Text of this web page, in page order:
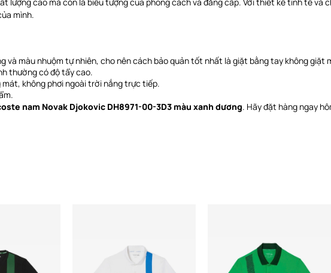
lượng cao mà còn là biểu tượng của phong cách và đẳng cấp. Với thiết kế tinh tế và
mình.
màu nhuộm tự nhiên, cho nên cách bảo quản tốt nhất là giặt bằng tay không giặt
thường có độ tẩy cao.
không phơi ngoài trời nắng trực tiếp.
nam Novak Djokovic DH8971-00-3D3 màu xanh dương. Hãy đặt hàng ngay